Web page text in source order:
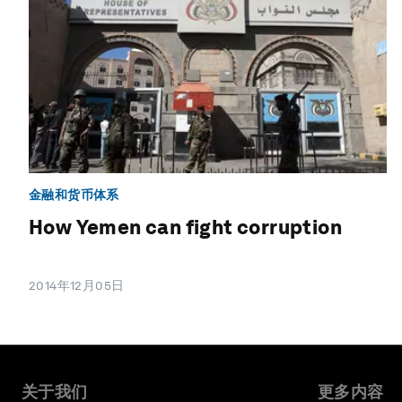
金融和货币体系
How Yemen can fight corruption
2014年12月05日
关于我们 更多内容